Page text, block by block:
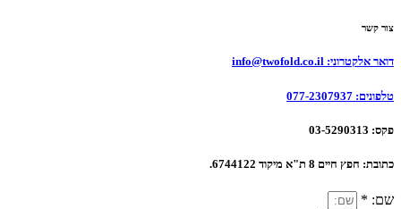
צור קשר
דואר אלקטרוני:
טלפונים:
פקס:
כתובת: חפץ חיים 8 ת"א מיקוד 6744122.
שם: *